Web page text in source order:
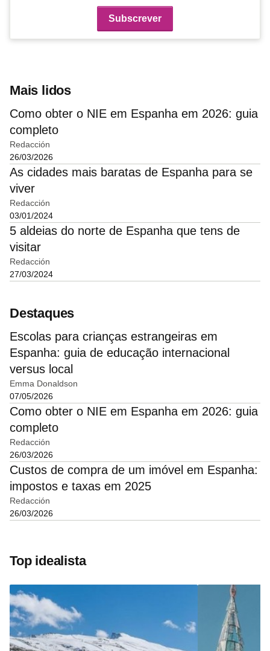
Mais lidos
Como obter o NIE em Espanha em 2026: guia
completo
Redacción
26/03/2026
As cidades mais baratas de Espanha para se
viver
Redacción
03/01/2024
5 aldeias do norte de Espanha que tens de
visitar
Redacción
27/03/2024
Destaques
Escolas para crianças estrangeiras em
Espanha: guia de educação internacional
versus local
Emma Donaldson
07/05/2026
Como obter o NIE em Espanha em 2026: guia
completo
Redacción
26/03/2026
Custos de compra de um imóvel em Espanha:
impostos e taxas em 2025
Redacción
26/03/2026
Top idealista